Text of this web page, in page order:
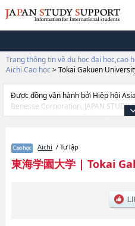
Trang thông tin về du học đại học,cao
Aichi Cao học > Tokai Gakuen
Được đồng vận hành bởi Hiệp hội
Benesse Corporation, JAPAN STUDY
khoảng 1.300 trường đại học, cao
tin cần thiết dành cho du học sinh,
Business Management, thông tin về
quan đến thi tuyển như số lượng
Aichi / Tư lập
東海学園大学| Tokai